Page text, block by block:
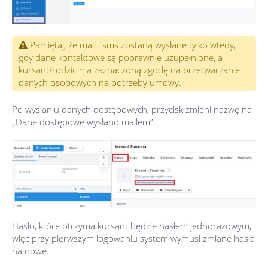
Pamiętaj, że mail i sms zostaną wysłane tylko wtedy,
gdy dane kontaktowe są poprawnie uzupełnione, a
kursant/rodzic ma zaznaczoną zgodę na przetwarzanie
danych osobowych na potrzeby umowy.
Po wysłaniu danych dostępowych, przycisk zmieni nazwę na
„Dane dostępowe wysłano mailem”.
Hasło, które otrzyma kursant będzie hasłem jednorazowym,
więc przy pierwszym logowaniu system wymusi zmianę hasła
na nowe.